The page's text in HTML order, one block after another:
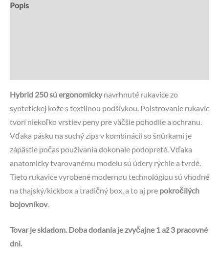
Popis
Hybrid 250 sú ergonomickynavrhnuté rukavice zo
syntetickej kože s textilnou podšívkou. Polstrovanie rukavíc
tvorí niekoľko vrstiev peny pre väčšie pohodlie a ochranu.
Vďaka pásku na suchý zips v kombinácii so šnúrkami je
zápästie počas používania dokonale podopreté. Vďaka
anatomicky tvarovanému modelu sú údery rýchle a tvrdé.
Tieto rukavice vyrobené modernou technológiou sú vhodné
na thajský/kickbox a tradičný box, a to aj pre pokročilých
bojovníkov.
Tovar je skladom. Doba dodania je zvyčajne 1 až 3 pracovné
dni.